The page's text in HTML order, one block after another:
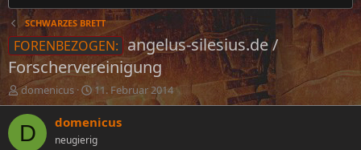
SCHWARZES BRETT
FORENBEZOGEN: angelus-silesius.de /
Forschervereinigung
E
r
s
domenicus
E
r
s
e
11. Februar 2014
D domenicus
neugierig